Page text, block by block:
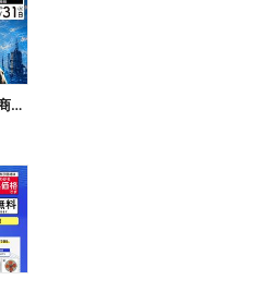
現場の暑熱対策・安全対策特集〈商品一例〉